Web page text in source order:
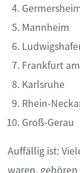
Mannheim
Frankfurt
Karlsruhe
Rhein-
Groß-Gerau
Auffällig ist:
waren,